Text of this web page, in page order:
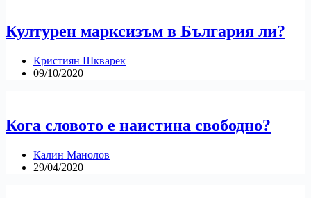
Културен марксизъм в България ли?
Кристиян Шкварек
09/10/2020
Кога словото е наистина свободно?
Калин Манолов
29/04/2020